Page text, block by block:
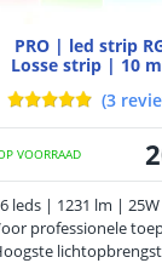
PRO | led strip
Losse strip | 10
(3
VOORRAAD
leds | 1231 lm |
professionele
lichtopbrengst